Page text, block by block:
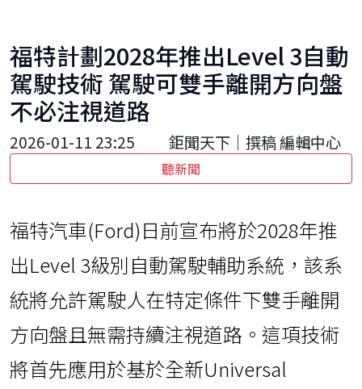
福特計劃2028年推出Level 3自動
駕駛技術 駕駛可雙手離開方向盤
不必注視道路
2026-01-11 23:25 鉅聞天下｜撰稿 編輯中心
聽新聞
福特汽車(Ford)日前宣布將於2028年推
出Level 3級別自動駕駛輔助系統，該系
統將允許駕駛人在特定條件下雙手離開
方向盤且無需持續注視道路。這項技術
將首先應用於基於全新Universal